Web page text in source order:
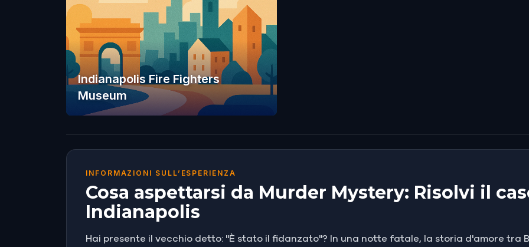
Indianapolis Fire Fighters
Museum
INFORMAZIONI SULL’ESPERIENZA
Cosa aspettarsi da Murder Mystery: Risolvi il
Indianapolis
Hai presente il vecchio detto: "È stato il fidanzato"? In una notte fatale, la storia d'amore tra